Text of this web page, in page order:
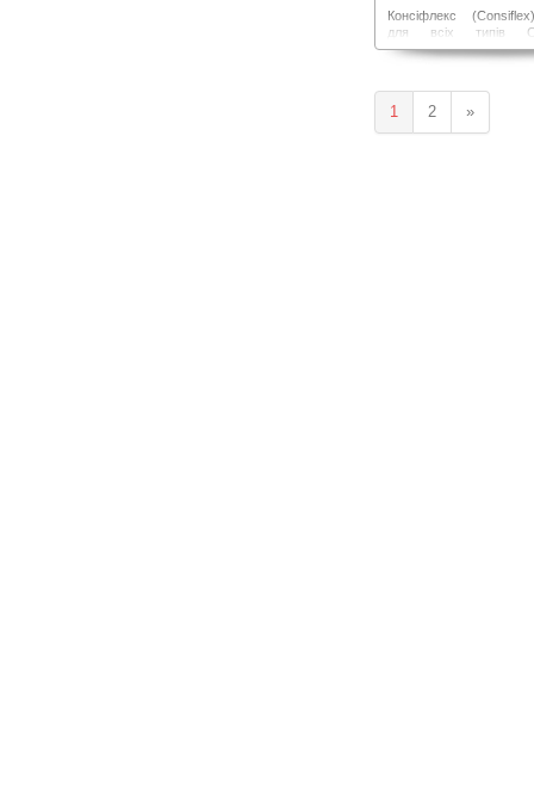
Консіфлекс
для всіх типів С-
відбиткового
1 2 »